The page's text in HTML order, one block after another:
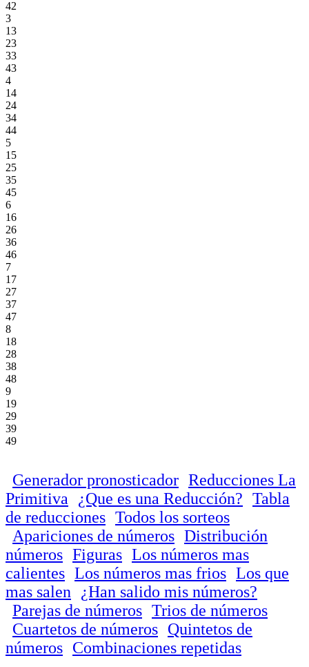
42
3
13
23
33
43
4
14
24
34
44
5
15
25
35
45
6
16
26
36
46
7
17
27
37
47
8
18
28
38
48
9
19
29
39
49
Generador pronosticador Reducciones La
Primitiva
¿Que es una Reducción? Tabla
de reducciones Todos los sorteos
Apariciones de números Distribución
números Figuras Los números mas
calientes Los números mas frios Los que
mas salen
¿Han salido mis números?
Parejas de números Trios de números
Cuartetos de números Quintetos de
números Combinaciones repetidas